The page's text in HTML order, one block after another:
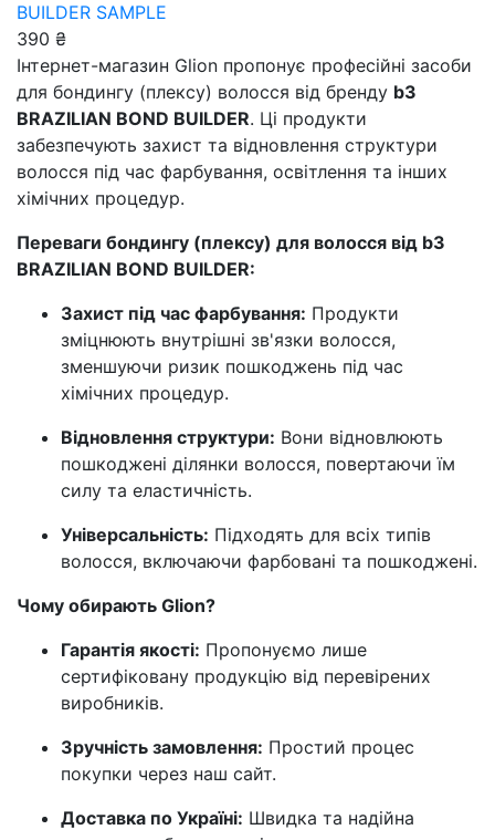
BUILDER SAMPLE
390 ₴
Інтернет-магазин Glion пропонує професійні засоби
для бондингу (плексу) волосся від бренду b3
BRAZILIAN BOND BUILDER. Ці продукти
забезпечують захист та відновлення структури
волосся під час фарбування, освітлення та інших
хімічних процедур.
Переваги бондингу (плексу) для волосся від b3
BRAZILIAN BOND BUILDER:
Захист під час фарбування: Продукти
зміцнюють внутрішні зв'язки волосся,
зменшуючи ризик пошкоджень під час
хімічних процедур.
Відновлення структури: Вони відновлюють
пошкоджені ділянки волосся, повертаючи їм
силу та еластичність.
Універсальність: Підходять для всіх типів
волосся, включаючи фарбовані та пошкоджені.
Чому обирають Glion?
Гарантія якості: Пропонуємо лише
сертифіковану продукцію від перевірених
виробників.
Зручність замовлення: Простий процес
покупки через наш сайт.
Доставка по Україні: Швидка та надійна